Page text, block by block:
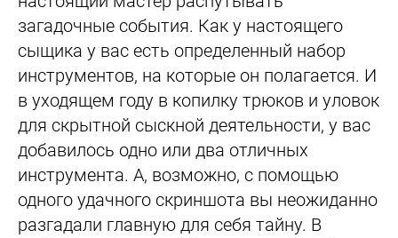
загадочные события. Как у настоящего
сыщика у вас есть определенный набор
инструментов, на которые он полагается. И
в уходящем году в копилку трюков и уловок
для скрытной сыскной деятельности, у вас
добавилось одно или два отличных
инструмента. А, возможно, с помощью
одного удачного скриншота вы неожиданно
разгадали главную для себя тайну. В